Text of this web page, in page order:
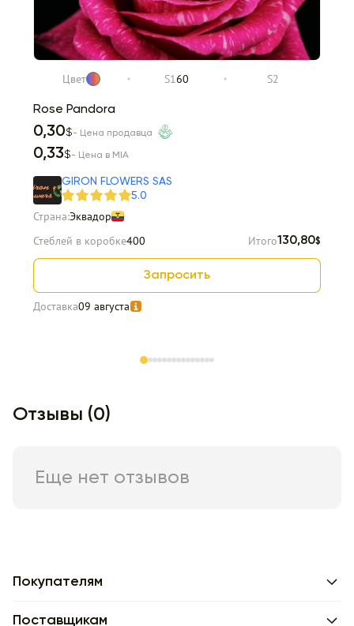
Цвет S160 S2
Rose Pandora
0,30$- Цена продавца
0,33$- Цена в MIA
GIRON FLOWERS SAS
5.0
Страна:Эквадор
Стеблей в коробке400 Итого130,80$
Запросить
Доставка09 августа
Отзывы (0)
Еще нет отзывов
Покупателям
Поставщикам